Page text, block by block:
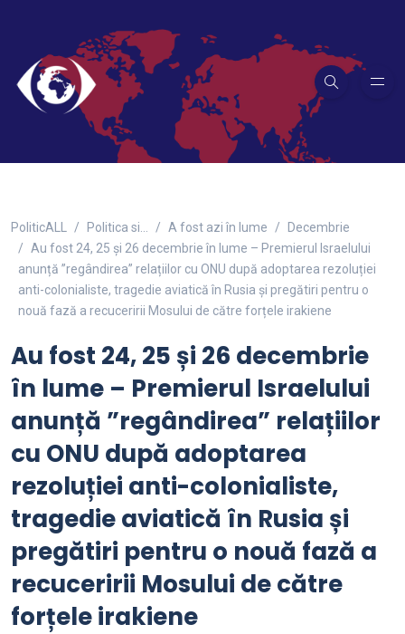
PoliticALL Politica si… A fost azi în lume
Decembrie
Au fost 24, 25 și 26 decembrie în lume – Premierul Israelului
anunță ”regândirea” relațiilor cu ONU după adoptarea rezoluției
anti-colonialiste, tragedie aviatică în Rusia și pregătiri pentru o
nouă fază a recuceririi Mosului de către forțele irakiene
Au fost 24, 25 și 26 decembrie
în lume – Premierul Israelului
anunță ”regândirea” relațiilor
cu ONU după adoptarea
rezoluției anti-colonialiste,
tragedie aviatică în Rusia și
pregătiri pentru o nouă fază a
recuceririi Mosului de către
forțele irakiene